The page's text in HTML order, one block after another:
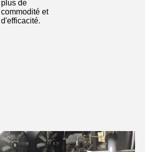
plus de
commodité et
d'efficacité.